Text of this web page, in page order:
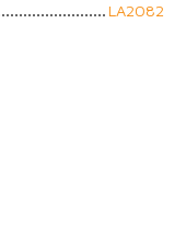
LA2082